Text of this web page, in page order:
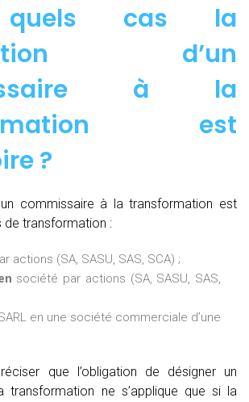
quels cas la
d’un
à la
est
?
commissaire à la transformation est
de transformation :
actions (SA, SASU, SAS, SCA) ;
société par actions (SA, SASU, SAS,
en une société commerciale d’une
que l’obligation de désigner un
transformation ne s’applique que si la